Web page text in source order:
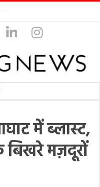
में ब्लास्ट,
मज़दूरों